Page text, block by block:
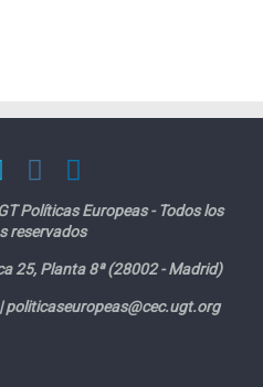
Políticas Europeas - Todos los
reservados
25, Planta 8ª (28002 - Madrid)
politicaseuropeas@cec.ugt.org